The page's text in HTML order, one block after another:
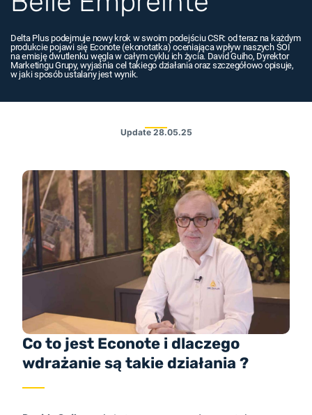
Delta Plus podejmuje nowy krok w swoim podejściu CSR: od teraz na każdym
produkcie pojawi się Econote (ekonotatka) oceniająca wpływ naszych ŚOI
na emisję dwutlenku węgla w całym cyklu ich życia. David Guiho, Dyrektor
Marketingu Grupy, wyjaśnia cel takiego działania oraz szczegółowo opisuje,
w jaki sposób ustalany jest wynik.
Update 28.05.25
Co to jest Econote i dlaczego
wdrażanie są takie działania ?